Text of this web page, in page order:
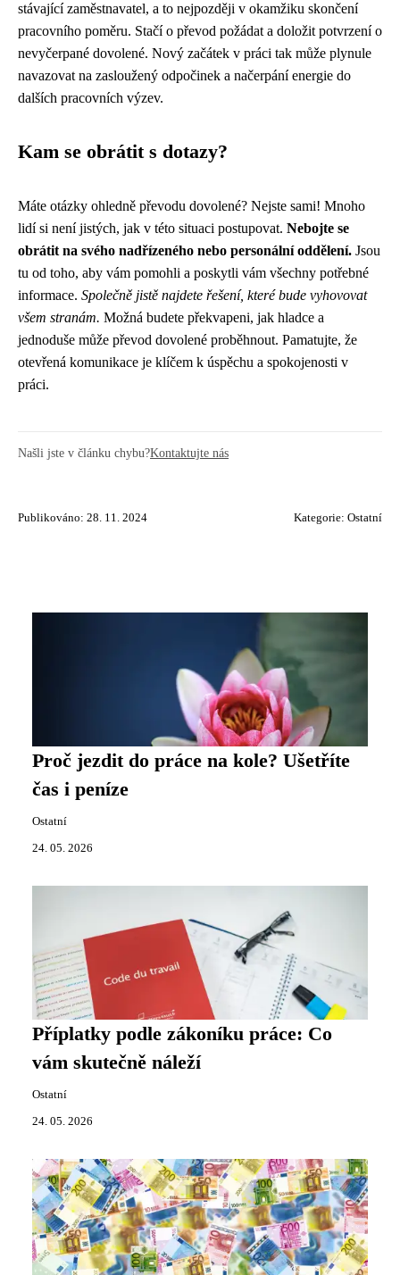
stávající zaměstnavatel, a to nejpozději v okamžiku skončení
pracovního poměru. Stačí o převod požádat a doložit potvrzení o
nevyčerpané dovolené. Nový začátek v práci tak může plynule
navazovat na zasloužený odpočinek a načerpání energie do
dalších pracovních výzev.
Kam se obrátit s dotazy?
Máte otázky ohledně převodu dovolené? Nejste sami! Mnoho
lidí si není jistých, jak v této situaci postupovat. Nebojte se
obrátit na svého nadřízeného nebo personální oddělení. Jsou
tu od toho, aby vám pomohli a poskytli vám všechny potřebné
informace. Společně jistě najdete řešení, které bude vyhovovat
všem stranám. Možná budete překvapeni, jak hladce a
jednoduše může převod dovolené proběhnout. Pamatujte, že
otevřená komunikace je klíčem k úspěchu a spokojenosti v
práci.
Našli jste v článku chybu?Kontaktujte nás
Publikováno: 28. 11. 2024 Kategorie: Ostatní
Proč jezdit do práce na kole? Ušetříte
čas i peníze
Ostatní
24. 05. 2026
Příplatky podle zákoníku práce: Co
vám skutečně náleží
Ostatní
24. 05. 2026